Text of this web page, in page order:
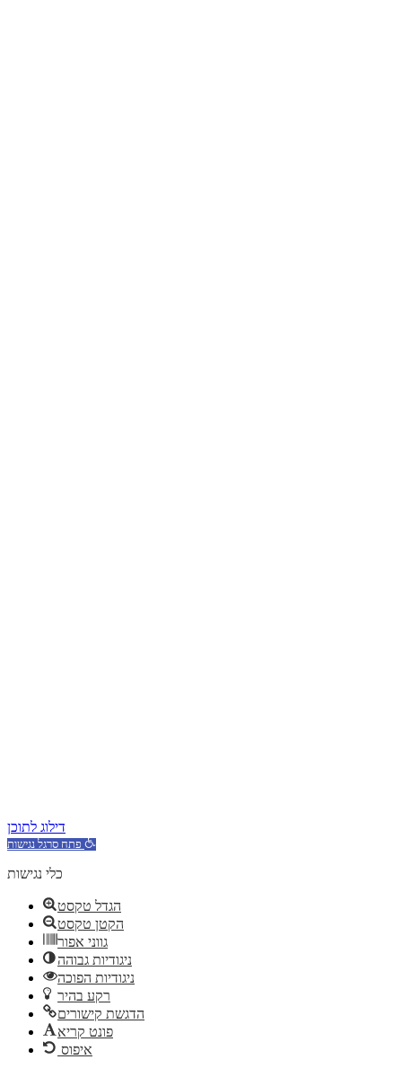
דילוג לתוכן
פתח סרגל נגישות
כלי נגישות
הגדל טקסט
הקטן טקסט
גווני אפור
ניגודיות גבוהה
ניגודיות הפוכה
רקע בהיר
הדגשת קישורים
פונט קריא
איפוס